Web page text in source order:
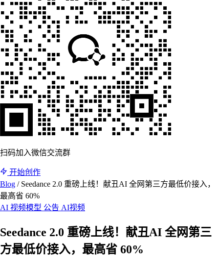
扫码加入微信交流群
开始创作
Blog / Seedance 2.0 重磅上线！献丑AI 全网第三方最低价接入，
最高省 60%
AI 视频模型 公告 AI视频
Seedance 2.0 重磅上线！献丑AI 全网第三
方最低价接入，最高省 60%